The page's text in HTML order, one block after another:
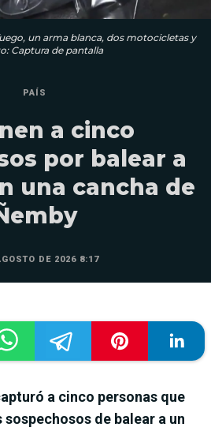
un arma blanca, dos motocicletas y
Captura de pantalla
PAÍS
a cinco
por balear a
una cancha de
DE 2026 8:17
a cinco personas que
de balear a un